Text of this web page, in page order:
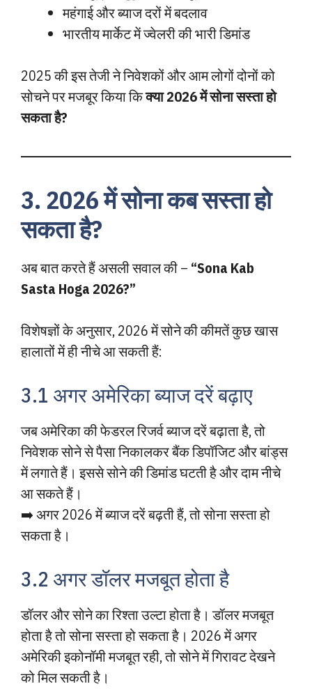
महंगाई और ब्याज दरों में बदलाव
भारतीय मार्केट में ज्वेलरी की भारी डिमांड
2025 की इस तेजी ने निवेशकों और आम लोगों दोनों को
सोचने पर मजबूर किया किक्या 2026 में सोना सस्ता हो
सकता है?
3. 2026 में सोना कब सस्ता हो
सकता है?
अब बात करते हैं असली सवाल की – “Sona Kab
Sasta Hoga 2026?”
विशेषज्ञों के अनुसार, 2026 में सोने की कीमतें कुछ खास
हालातों में ही नीचे आ सकती हैं:
3.1 अगर अमेरिका ब्याज दरें बढ़ाए
जब अमेरिका की फेडरल रिजर्व ब्याज दरें बढ़ाता है, तो
निवेशक सोने से पैसा निकालकर बैंक डिपॉजिट और बांड्स
में लगाते हैं। इससे सोने की डिमांड घटती है और दाम नीचे
आ सकते हैं।
➡️ अगर 2026 में ब्याज दरें बढ़ती हैं, तो सोना सस्ता हो
सकता है।
3.2 अगर डॉलर मजबूत होता है
डॉलर और सोने का रिश्ता उल्टा होता है। डॉलर मजबूत
होता है तो सोना सस्ता हो सकता है। 2026 में अगर
अमेरिकी इकोनॉमी मजबूत रही, तो सोने में गिरावट देखने
को मिल सकती है।